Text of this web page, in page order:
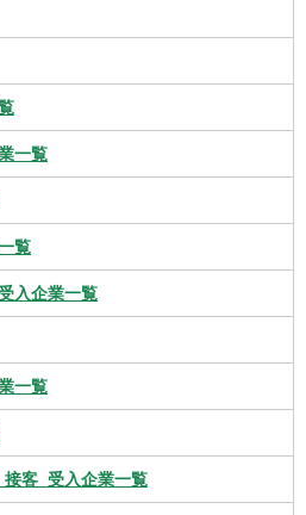
一覧
覧
入企業一覧
一覧
客_受入企業一覧